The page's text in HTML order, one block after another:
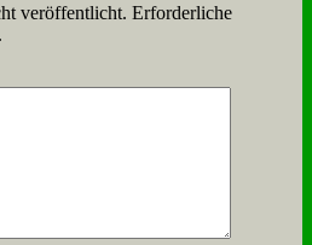
veröffentlicht. Erforderliche